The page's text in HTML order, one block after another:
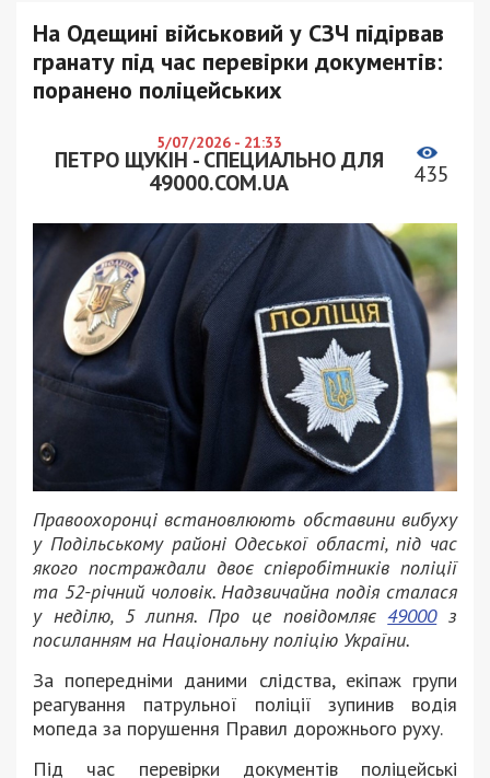
На Одещині військовий у СЗЧ підірвав
гранату під час перевірки документів:
поранено поліцейських
5/07/2026 - 21:33
ПЕТРО ЩУКІН - СПЕЦИАЛЬНО ДЛЯ
49000.COM.UA
435
Правоохоронці встановлюють обставини вибуху
у Подільському районі Одеської області, під час
якого постраждали двоє співробітників поліції
та 52-річний чоловік. Надзвичайна подія сталася
у неділю, 5 липня. Про це повідомляє49000з
посиланням на Національну поліцію України.
За попередніми даними слідства, екіпаж групи
реагування патрульної поліції зупинив водія
мопеда за порушення Правил дорожнього руху.
Під час перевірки документів поліцейські